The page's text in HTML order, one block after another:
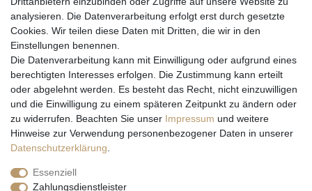
Wir versenden mit
analysieren. Die Datenverarbeitung erfolgt erst durch gesetzte
Cookies. Wir teilen diese Daten mit Dritten, die wir in den
Einstellungen benennen.
Die Datenverarbeitung kann mit Einwilligung oder aufgrund eines
berechtigten Interesses erfolgen. Die Zustimmung kann erteilt
oder abgelehnt werden. Es besteht das Recht, nicht einzuwilligen
und die Einwilligung zu einem späteren Zeitpunkt zu ändern oder
zu widerrufen. Beachten Sie unser Impressum und weitere
Hinweise zur Verwendung personenbezogener Daten in unserer
Daten­schutz­erklärung
Essenziell
Zahlungsdienstleister